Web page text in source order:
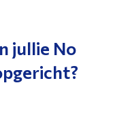
jullie No